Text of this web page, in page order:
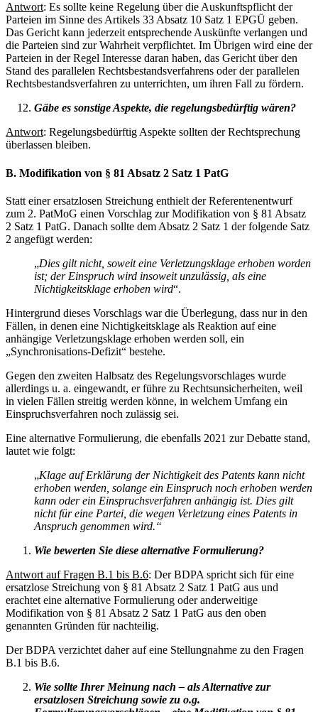
Antwort: Es sollte keine Regelung über die Auskunftspflicht der
Parteien im Sinne des Artikels 33 Absatz 10 Satz 1 EPGÜ geben.
Das Gericht kann jederzeit entsprechende Auskünfte verlangen und
die Parteien sind zur Wahrheit verpflichtet. Im Übrigen wird eine der
Parteien in der Regel Interesse daran haben, das Gericht über den
Stand des parallelen Rechtsbestandsverfahrens oder der parallelen
Rechtsbestandsverfahren zu unterrichten, um ihren Fall zu fördern.
Gäbe es sonstige Aspekte, die regelungsbedürftig wären?
Antwort: Regelungsbedürftig Aspekte sollten der Rechtsprechung
überlassen bleiben.
B. Modifikation von § 81 Absatz 2 Satz 1 PatG
Statt einer ersatzlosen Streichung enthielt der Referentenentwurf
zum 2. PatMoG einen Vorschlag zur Modifikation von § 81 Absatz
2 Satz 1 PatG. Danach sollte dem Absatz 2 Satz 1 der folgende Satz
2 angefügt werden:
„Dies gilt nicht, soweit eine Verletzungsklage erhoben worden
ist; der Einspruch wird insoweit unzulässig, als eine
Nichtigkeitsklage erhoben wird“.
Hintergrund dieses Vorschlags war die Überlegung, dass nur in den
Fällen, in denen eine Nichtigkeitsklage als Reaktion auf eine
anhängige Verletzungsklage erhoben werden soll, ein
„Synchronisations-Defizit“ bestehe.
Gegen den zweiten Halbsatz des Regelungsvorschlages wurde
allerdings u. a. eingewandt, er führe zu Rechtsunsicherheiten, weil
in vielen Fällen streitig werden könne, in welchem Umfang ein
Einspruchsverfahren noch zulässig sei.
Eine alternative Formulierung, die ebenfalls 2021 zur Debatte stand,
lautet wie folgt:
„Klage auf Erklärung der Nichtigkeit des Patents kann nicht
erhoben werden, solange ein Einspruch noch erhoben werden
kann oder ein Einspruchsverfahren anhängig ist. Dies gilt
nicht für eine Partei, die wegen Verletzung eines Patents in
Anspruch genommen wird.“
Wie bewerten Sie diese alternative Formulierung?
Antwort auf Fragen B.1 bis B.6: Der BDPA spricht sich für eine
ersatzlose Streichung von § 81 Absatz 2 Satz 1 PatG aus und
erachtet eine alternative Formulierung oder anderweitige
Modifikation von § 81 Absatz 2 Satz 1 PatG aus den oben
genannten Gründen für nachteilig.
Der BDPA verzichtet daher auf eine Stellungnahme zu den Fragen
B.1 bis B.6.
Wie sollte Ihrer Meinung nach – als Alternative zur
ersatzlosen Streichung sowie zu o.g.